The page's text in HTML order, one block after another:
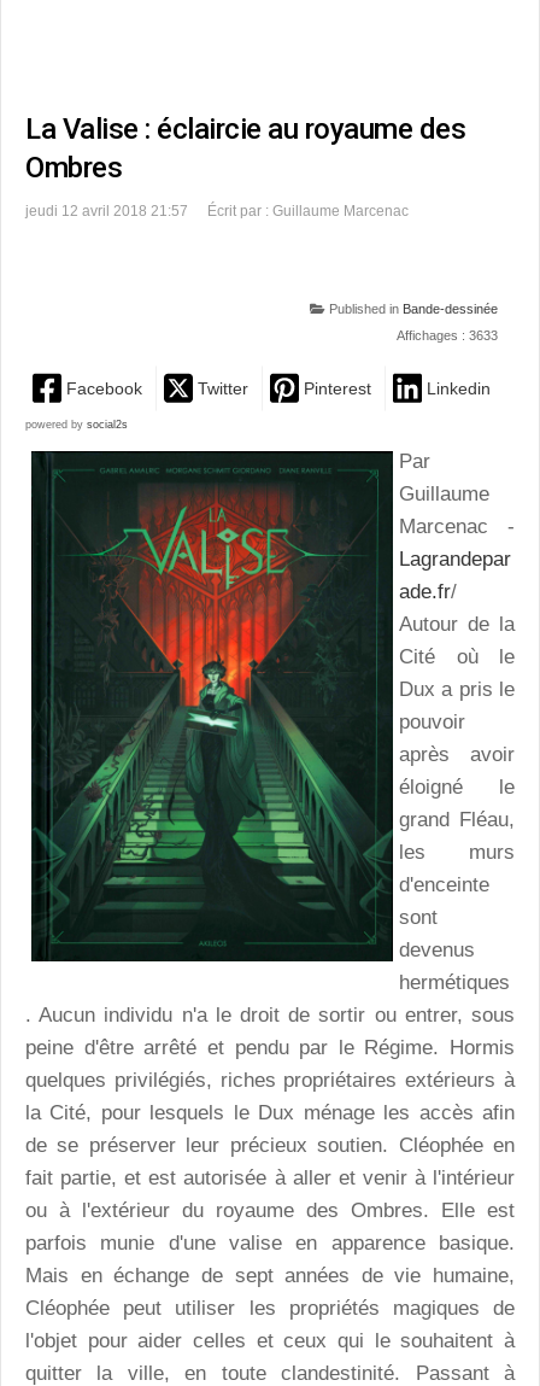
La Valise : éclaircie au royaume des
Ombres
jeudi 12 avril 2018 21:57 Écrit par : Guillaume Marcenac
Published in Bande-dessinée
Affichages : 3633
Facebook Twitter Pinterest Linkedin
powered by social2s
Par
Guillaume
Marcenac -
Lagrandepar
ade.fr/
Autour de la
Cité où le
Dux a pris le
pouvoir
après avoir
éloigné le
grand Fléau,
les murs
d'enceinte
sont
devenus
hermétiques
. Aucun individu n'a le droit de sortir ou entrer, sous
peine d'être arrêté et pendu par le Régime. Hormis
quelques privilégiés, riches propriétaires extérieurs à
la Cité, pour lesquels le Dux ménage les accès afin
de se préserver leur précieux soutien. Cléophée en
fait partie, et est autorisée à aller et venir à l'intérieur
ou à l'extérieur du royaume des Ombres. Elle est
parfois munie d'une valise en apparence basique.
Mais en échange de sept années de vie humaine,
Cléophée peut utiliser les propriétés magiques de
l'objet pour aider celles et ceux qui le souhaitent à
quitter la ville, en toute clandestinité. Passant à